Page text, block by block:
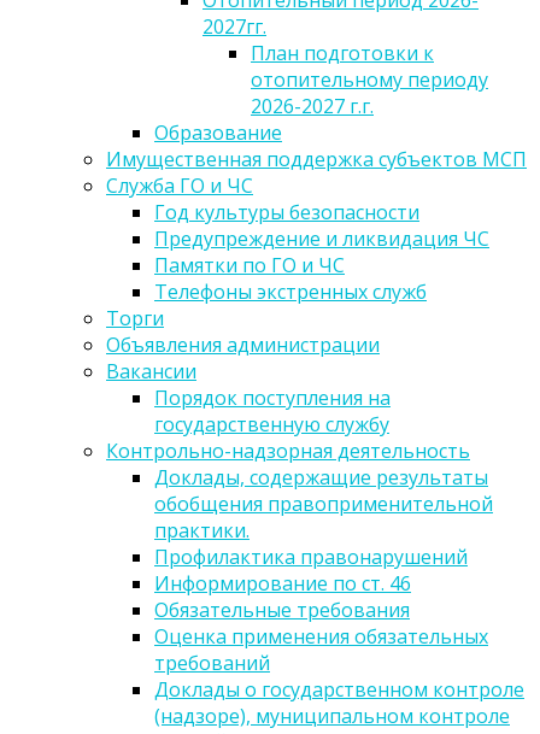
2027гг.
План подготовки к
отопительному периоду
2026-2027 г.г.
Образование
Имущественная поддержка субъектов МСП
Служба ГО и ЧС
Год культуры безопасности
Предупреждение и ликвидация ЧС
Памятки по ГО и ЧС
Телефоны экстренных служб
Торги
Объявления администрации
Вакансии
Порядок поступления на
государственную службу
Контрольно-надзорная деятельность
Доклады, содержащие результаты
обобщения правоприменительной
практики.
Профилактика правонарушений
Информирование по ст. 46
Обязательные требования
Оценка применения обязательных
требований
Доклады о государственном контроле
(надзоре), муниципальном контроле